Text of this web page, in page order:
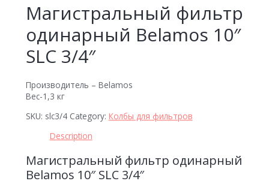
Магистральный фильтр
одинарный Belamos 10″
SLC 3/4″
Производитель – Belamos
Вес-1,3 кг
SKU: slc3/4 Category: Колбы для фильтров
Description
Магистральный фильтр одинарный
Belamos 10″ SLC 3/4″